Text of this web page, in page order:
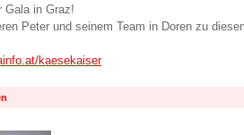
Gala in Graz!
Peter und seinem Team in Doren zu
kaesekaiser